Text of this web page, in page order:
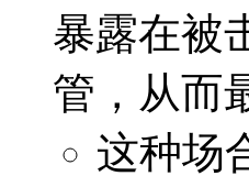
暴露在被
管，从而
这种场